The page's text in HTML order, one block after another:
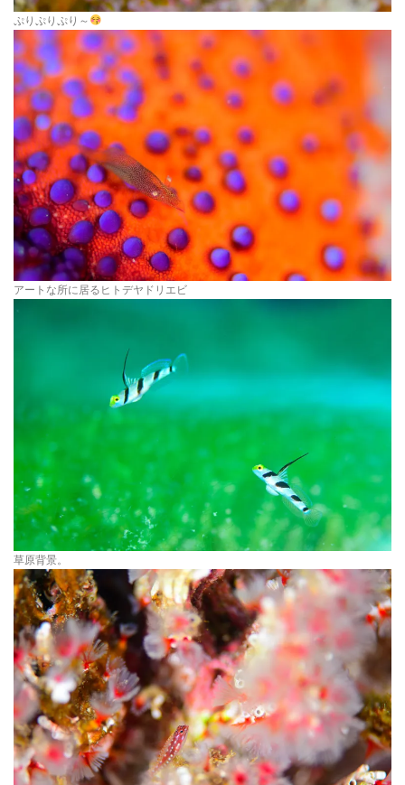
ぷりぷりぷり～
アートな所に居るヒトデヤドリエビ
草原背景。